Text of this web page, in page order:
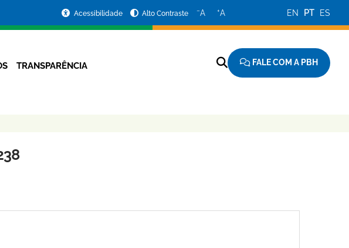
Acessibilidade Alto Contraste −A +A EN PT ES
TRANSPARÊNCIA FALE COM A PBH